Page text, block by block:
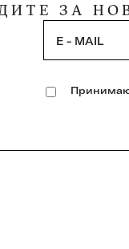
ЗА
E - MAIL